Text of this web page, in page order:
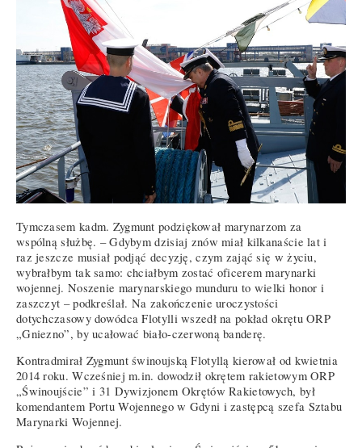
Tymczasem kadm. Zygmunt podziękował marynarzom za
wspólną służbę. – Gdybym dzisiaj znów miał kilkanaście lat i
raz jeszcze musiał podjąć decyzję, czym zająć się w życiu,
wybrałbym tak samo: chciałbym zostać oficerem marynarki
wojennej. Noszenie marynarskiego munduru to wielki honor i
zaszczyt – podkreślał. Na zakończenie uroczystości
dotychczasowy dowódca Flotylli wszedł na pokład okrętu ORP
„Gniezno”, by ucałować biało-czerwoną banderę.
Kontradmirał Zygmunt świnoujską Flotyllą kierował od kwietnia
2014 roku. Wcześniej m.in. dowodził okrętem rakietowym ORP
„Świnoujście” i 31 Dywizjonem Okrętów Rakietowych, był
komendantem Portu Wojennego w Gdyni i zastępcą szefa Sztabu
Marynarki Wojennej.